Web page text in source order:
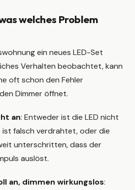
welches Problem
ein neues LED-Set
Verhalten beobachtet, kann
oft schon den Fehler
Dimmer öffnet.
an: Entweder ist die LED nicht
ist falsch verdrahtet, oder die
unterschritten, dass der
auslöst.
an, dimmen wirkungslos: